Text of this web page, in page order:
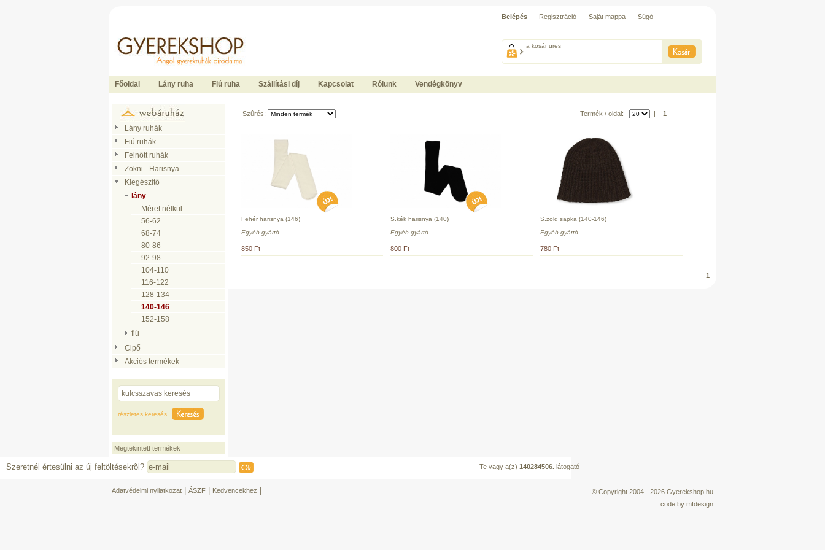
Belépés Regisztráció Saját mappa
Súgó
a kosár üres
Főoldal Lány ruha Fiú ruha Szállítási díj Kapcsolat Rólunk Vendégkönyv
Lány ruhák
Fiú ruhák
Felnőtt ruhák
Zokni - Harisnya
Kiegészítő
lány
Méret nélkül
56-62
68-74
80-86
92-98
104-110
116-122
128-134
140-146
152-158
fiú
Cipő
Akciós termékek
részletes keresés
Megtekintett termékek
Szûrés: Termék / oldal: | 1
Fehér harisnya (146)
Egyéb gyártó
850 Ft
S.kék harisnya (140)
Egyéb gyártó
800 Ft
S.zöld sapka (140-146)
Egyéb gyártó
780 Ft
1
Szeretnél értesülni az új feltöltésekrõl? Te vagy a(z) 140284506. látogató
Adatvédelmi nyilatkozat ÁSZF Kedvencekhez © Copyright 2004 - 2026 Gyerekshop.hu
code by mfdesign